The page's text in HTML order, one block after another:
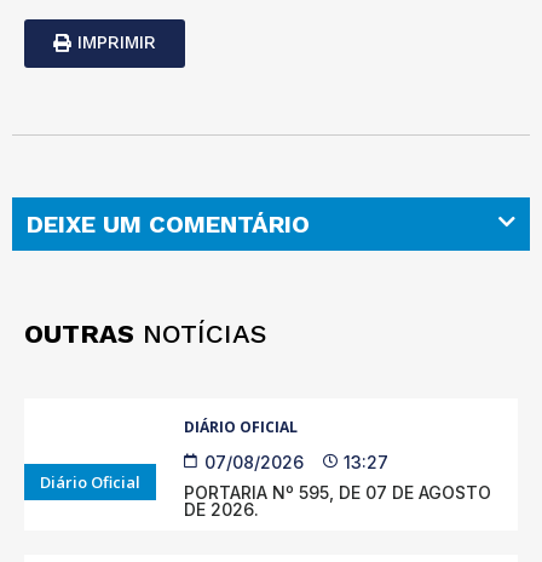
IMPRIMIR
DEIXE UM COMENTÁRIO
OUTRAS NOTÍCIAS
Diário Oficial
DIÁRIO OFICIAL
07/08/2026
13:27
PORTARIA Nº 595, DE 07 DE AGOSTO
DE 2026.